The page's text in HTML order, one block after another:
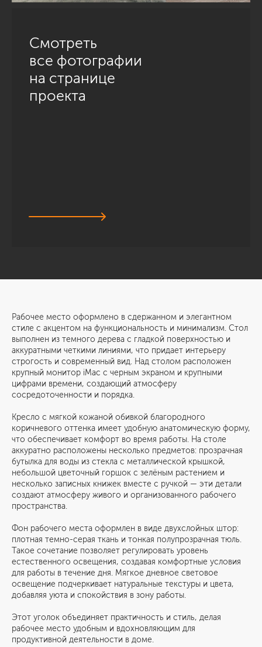
Смотреть
все фотографии
на странице
проекта
Рабочее место оформлено в сдержанном и элегантном
стиле с акцентом на функциональность и минимализм. Стол
выполнен из темного дерева с гладкой поверхностью и
аккуратными четкими линиями, что придает интерьеру
строгость и современный вид. Над столом расположен
крупный монитор iMac с черным экраном и крупными
цифрами времени, создающий атмосферу
сосредоточенности и порядка.
Кресло с мягкой кожаной обивкой благородного
коричневого оттенка имеет удобную анатомическую форму,
что обеспечивает комфорт во время работы. На столе
аккуратно расположены несколько предметов: прозрачная
бутылка для воды из стекла с металлической крышкой,
небольшой цветочный горшок с зелёным растением и
несколько записных книжек вместе с ручкой — эти детали
создают атмосферу живого и организованного рабочего
пространства.
Фон рабочего места оформлен в виде двухслойных штор:
плотная темно-серая ткань и тонкая полупрозрачная тюль.
Такое сочетание позволяет регулировать уровень
естественного освещения, создавая комфортные условия
для работы в течение дня. Мягкое дневное световое
освещение подчеркивает натуральные текстуры и цвета,
добавляя уюта и спокойствия в зону работы.
Этот уголок объединяет практичность и стиль, делая
рабочее место удобным и вдохновляющим для
продуктивной деятельности в доме.